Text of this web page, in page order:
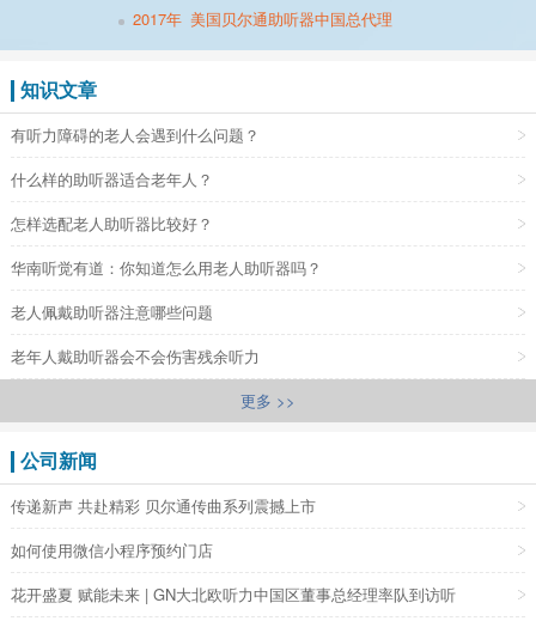
2017年 美国贝尔通助听器中国总代理
知识文章
有听力障碍的老人会遇到什么问题？
什么样的助听器适合老年人？
怎样选配老人助听器比较好？
华南听觉有道：你知道怎么用老人助听器吗？
老人佩戴助听器注意哪些问题
老年人戴助听器会不会伤害残余听力
更多 >>
公司新闻
传递新声 共赴精彩 贝尔通传曲系列震撼上市
如何使用微信小程序预约门店
花开盛夏 赋能未来 | GN大北欧听力中国区董事总经理率队到访听